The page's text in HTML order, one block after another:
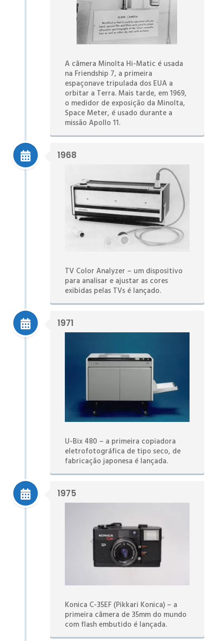
A câmera Minolta Hi-Matic é usada
na Friendship 7, a primeira
espaçonave tripulada dos EUA a
orbitar a Terra. Mais tarde, em 1969,
o medidor de exposição da Minolta,
Space Meter, é usado durante a
missão Apollo 11.
1968
TV Color Analyzer – um dispositivo
para analisar e ajustar as cores
exibidas pelas TVs é lançado.
1971
U-Bix 480 – a primeira copiadora
eletrofotográfica de tipo seco, de
fabricação japonesa é lançada.
1975
Konica C-35EF (Pikkari Konica) – a
primeira câmera de 35mm do mundo
com flash embutido é lançada.